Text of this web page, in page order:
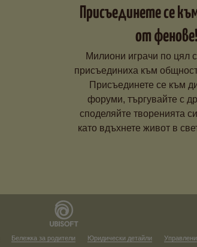
Присъединете се
от
Милиони играчи по цял
присъединиха към
Присъединете се към
форуми, търгувайте с
споделяйте творенията
като вдъхнете живот в
Бележка за родители Юридически детайли